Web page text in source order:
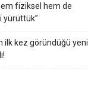
fiziksel hem de
yürüttük”
ilk kez göründüğü yeni